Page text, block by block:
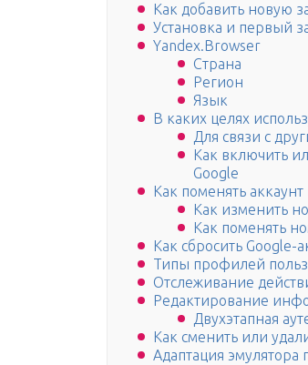
Как добавить новую
Установка и первый
Yandex.Browser
Страна
Регион
Язык
В каких целях
Для связи с
Как включить
Google
Как поменять аккаунт
Как изменить
Как поменять
Как сбросить Google-
Типы профилей
Отслеживание
Редактирование
Двухэтапная
Как сменить или
Адаптация эмулятора